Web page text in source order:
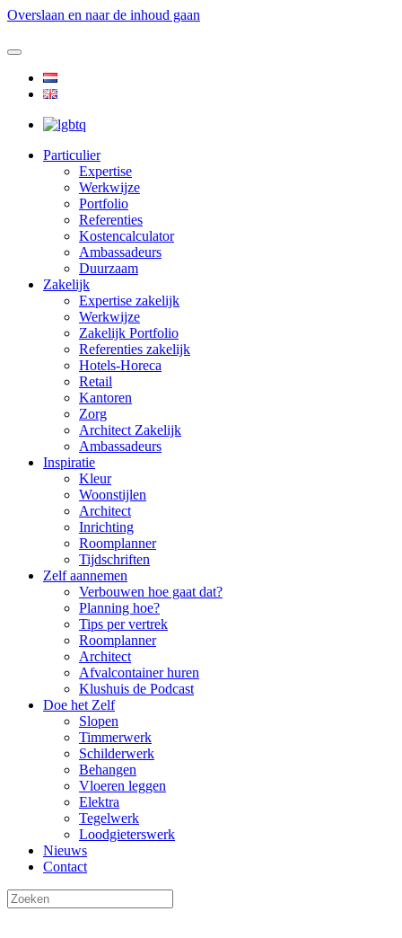
Overslaan en naar de inhoud gaan
Particulier
Expertise
Werkwijze
Portfolio
Referenties
Kostencalculator
Ambassadeurs
Duurzaam
Zakelijk
Expertise zakelijk
Werkwijze
Zakelijk Portfolio
Referenties zakelijk
Hotels-Horeca
Retail
Kantoren
Zorg
Architect Zakelijk
Ambassadeurs
Inspiratie
Kleur
Woonstijlen
Architect
Inrichting
Roomplanner
Tijdschriften
Zelf aannemen
Verbouwen hoe gaat dat?
Planning hoe?
Tips per vertrek
Roomplanner
Architect
Afvalcontainer huren
Klushuis de Podcast
Doe het Zelf
Slopen
Timmerwerk
Schilderwerk
Behangen
Vloeren leggen
Elektra
Tegelwerk
Loodgieterswerk
Nieuws
Contact